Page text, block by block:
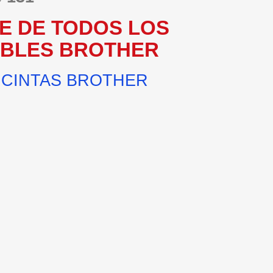
DE TODOS LOS
BROTHER
BROTHER